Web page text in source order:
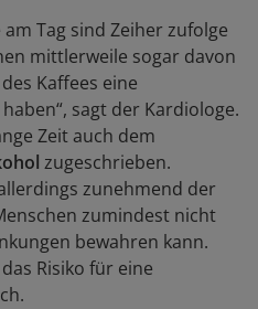
Tag sind Zeiher zufolge
mittlerweile sogar davon
Kaffees eine
sagt der Kardiologe.
Zeit auch dem
zugeschrieben.
zunehmend der
zumindest nicht
bewahren kann.
Risiko für eine